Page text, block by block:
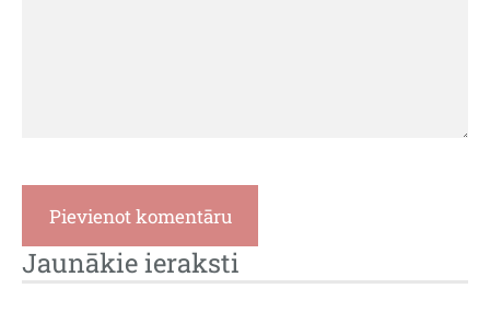
Jaunākie ieraksti